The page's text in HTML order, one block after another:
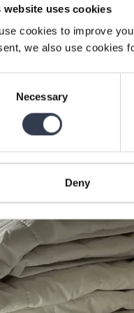
website uses cookies
cookies to improve
we also use cookies
Necessary
Deny